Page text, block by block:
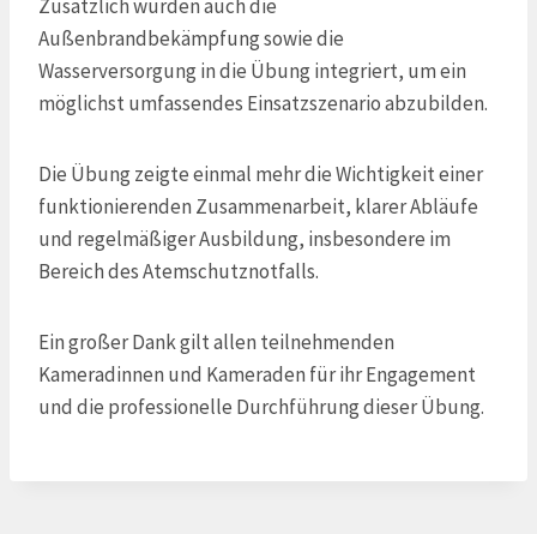
Zusätzlich wurden auch die
Außenbrandbekämpfung sowie die
Wasserversorgung in die Übung integriert, um ein
möglichst umfassendes Einsatzszenario abzubilden.
Die Übung zeigte einmal mehr die Wichtigkeit einer
funktionierenden Zusammenarbeit, klarer Abläufe
und regelmäßiger Ausbildung, insbesondere im
Bereich des Atemschutznotfalls.
Ein großer Dank gilt allen teilnehmenden
Kameradinnen und Kameraden für ihr Engagement
und die professionelle Durchführung dieser Übung.